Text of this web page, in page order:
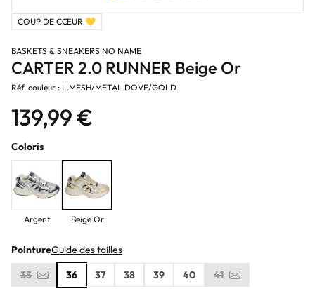
COUP DE CŒUR 💛
BASKETS & SNEAKERS NO NAME
CARTER 2.0 RUNNER Beige Or
Réf. couleur : L.MESH/METAL DOVE/GOLD
139,99 €
Coloris
Argent Beige Or
PointureGuide des tailles
35
36 37 38 39 40 41